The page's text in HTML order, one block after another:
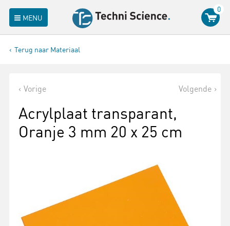
MENU
0
Terug naar Materiaal
Vorige Volgende
Acrylplaat transparant,
Oranje 3 mm 20 x 25 cm